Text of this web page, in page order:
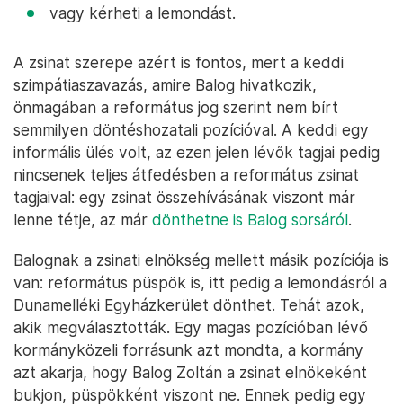
vagy kérheti a lemondást.
A zsinat szerepe azért is fontos, mert a keddi
szimpátiaszavazás, amire Balog hivatkozik,
önmagában a református jog szerint nem bírt
semmilyen döntéshozatali pozícióval. A keddi egy
informális ülés volt, az ezen jelen lévők tagjai pedig
nincsenek teljes átfedésben a református zsinat
tagjaival: egy zsinat összehívásának viszont már
lenne tétje, az már dönthetne is Balog sorsáról.
Balognak a zsinati elnökség mellett másik pozíciója is
van: református püspök is, itt pedig a lemondásról a
Dunamelléki Egyházkerület dönthet. Tehát azok,
akik megválasztották. Egy magas pozícióban lévő
kormányközeli forrásunk azt mondta, a kormány
azt akarja, hogy Balog Zoltán a zsinat elnökeként
bukjon, püspökként viszont ne. Ennek pedig egy